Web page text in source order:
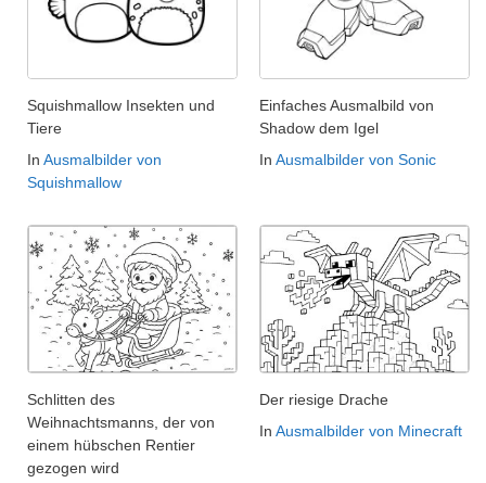
Squishmallow Insekten und
Tiere
In Ausmalbilder von
Squishmallow
Einfaches Ausmalbild von
Shadow dem Igel
In Ausmalbilder von Sonic
Schlitten des
Weihnachtsmanns, der von
einem hübschen Rentier
gezogen wird
Der riesige Drache
In Ausmalbilder von Minecraft